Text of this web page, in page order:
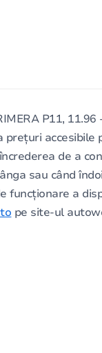
P11,
accesibile
de a
sau când
funcționare a
pe site-ul